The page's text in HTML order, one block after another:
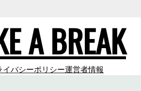
A BREAK
イバシーポリシー運営者情報